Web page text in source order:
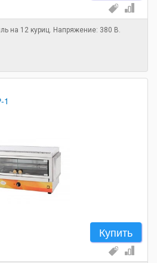
на 12 куриц. Напряжение: 380 В.
1
Купить